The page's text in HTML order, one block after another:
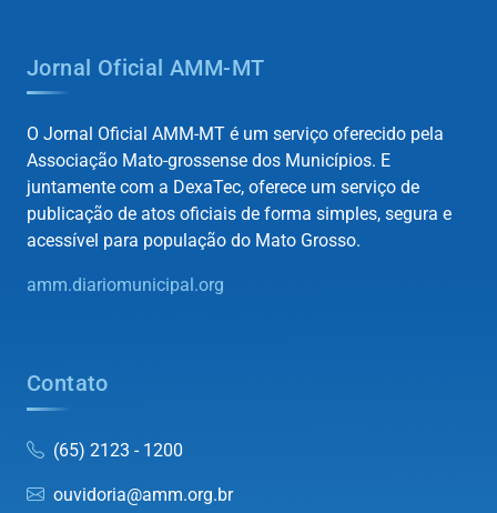
Jornal Oficial AMM-MT
O Jornal Oficial AMM-MT é um serviço oferecido pela
Associação Mato-grossense dos Municípios. E
juntamente com a DexaTec, oferece um serviço de
publicação de atos oficiais de forma simples, segura e
acessível para população do Mato Grosso.
amm.diariomunicipal.org
Contato
(65) 2123 - 1200
ouvidoria@amm.org.br